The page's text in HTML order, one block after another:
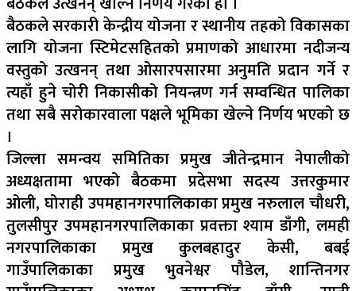
बैठकले सरकारी केन्द्रीय योजना र स्थानीय तहको विकासका
लागि योजना स्टिमेटसहितको प्रमाणको आधारमा नदीजन्य
वस्तुको उत्खनन् तथा ओसारपसारमा अनुमति प्रदान गर्ने र
त्यहाँ हुने चोरी निकासीको नियन्त्रण गर्न सम्वन्धित पालिका
तथा सबै सरोकारवाला पक्षले भूमिका खेल्ने निर्णय भएको छ
।
जिल्ला समन्वय समितिका प्रमुख जीतेन्द्रमान नेपालीको
अध्यक्षतामा भएको बैठकमा प्रदेसभा सदस्य उत्तरकुमार
ओली, घोराही उपमहानगरपालिकाका प्रमुख नरुलाल चौधरी,
तुलसीपुर उपमहानगरपालिकाका प्रवक्ता श्याम डाँगी, लमही
नगरपालिकाका प्रमुख कुलबहादुर केसी, बबई
गाउँपालिकाका प्रमुख भुवनेश्वर पौडेल, शान्तिनगर